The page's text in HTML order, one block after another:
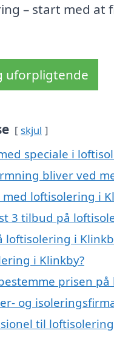
– start med at
uforpligtende
skjul
speciale i
bliver ved
loftisolering i
3 tilbud på
loftisolering i
i Klinkby?
prisen
og
til